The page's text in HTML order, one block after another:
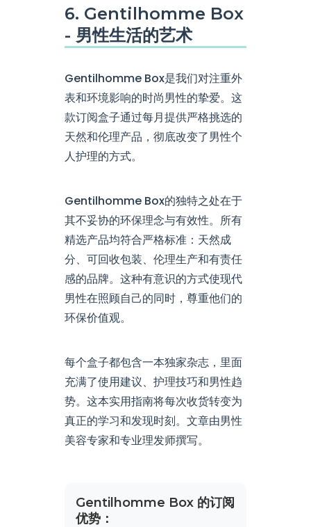
6. Gentilhomme Box
- 男性生活的艺术
Gentilhomme Box是我们对注重外
表和环境影响的时尚男性的挚爱。这
款订阅盒子通过每月提供严格挑选的
天然和伦理产品，彻底改变了男性个
人护理的方式。
Gentilhomme Box的独特之处在于
其不妥协的环保理念与有效性。所有
精选产品均符合严格标准：天然成
分、可回收包装、伦理生产和有责任
感的品牌。这种有意识的方式使现代
男性在照顾自己的同时，尊重他们的
环保价值观。
每个盒子都包含一本独家杂志，里面
充满了使用建议、护理技巧和男性趋
势。这本实用指南将每次收货转变为
真正的学习和发现时刻。文章由男性
美容专家和专业理发师撰写。
Gentilhomme Box 的订阅
优势：